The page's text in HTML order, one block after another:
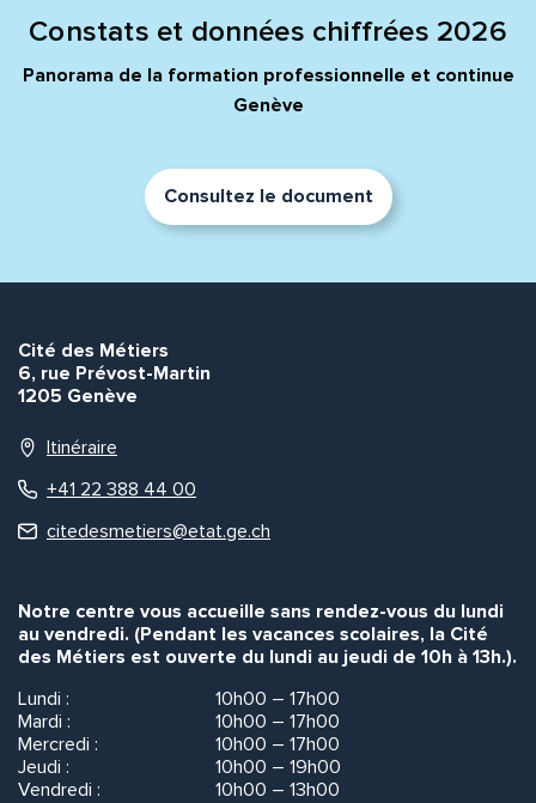
Constats et données chiffrées 2026
Panorama de la formation professionnelle et continue
Genève
Consultez le document
Cité des Métiers
6, rue Prévost-Martin
1205 Genève
Itinéraire
+41 22 388 44 00
citedesmetiers@etat.ge.ch
Notre centre vous accueille sans rendez-vous du lundi
au vendredi. (Pendant les vacances scolaires, la Cité
des Métiers est ouverte du lundi au jeudi de 10h à 13h.).
Lundi :
10h00 – 17h00
Mardi :
10h00 – 17h00
Mercredi :
10h00 – 17h00
Jeudi :
10h00 – 19h00
Vendredi :
10h00 – 13h00